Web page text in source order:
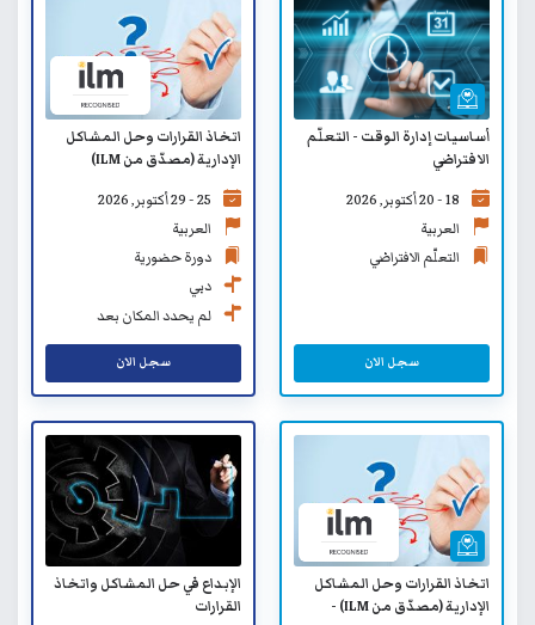
أساسيات إدارة الوقت - التعلّم
الافتراضي
18 - 20 أكتوبر, 2026
العربية
التعلّم الافتراضي
سجل الان
اتخاذ القرارات وحل المشاكل
الإدارية (مصدّق من ILM)
25 - 29 أكتوبر, 2026
العربية
دورة حضورية
دبي
لم يحدد المكان بعد
سجل الان
اتخاذ القرارات وحل المشاكل
الإدارية (مصدّق من ILM) -
الإبداع في حل المشاكل واتخاذ
القرارات